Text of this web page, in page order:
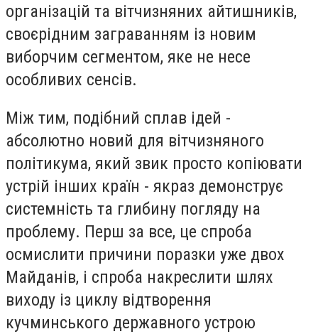
організацій та вітчизняних айтишників,
своєрідним заграванням із новим
виборчим сегментом, яке не несе
особливих сенсів.
Між тим, подібний сплав ідей -
абсолютно новий для вітчизняного
політикума, який звик просто копіювати
устрій інших країн - якраз демонструє
системність та глибину погляду на
проблему. Перш за все, це спроба
осмислити причини поразки уже двох
Майданів, і спроба накреслити шлях
виходу із циклу відтворення
кучминського державного устрою